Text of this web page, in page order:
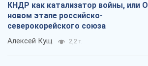
КНДР как катализатор войны, или О
новом этапе российско-
северокорейского союза
Алексей Кущ 2,2 т.